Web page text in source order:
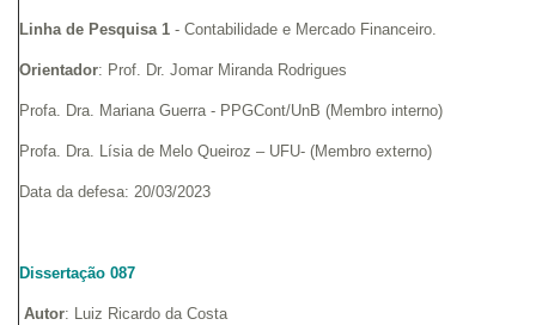
Linha de Pesquisa 1 - Contabilidade e Mercado Financeiro.
Orientador: Prof. Dr. Jomar Miranda Rodrigues
Profa. Dra. Mariana Guerra - PPGCont/UnB (Membro interno)
Profa. Dra. Lísia de Melo Queiroz – UFU- (Membro externo)
Data da defesa: 20/03/2023
Dissertação 087
Autor: Luiz Ricardo da Costa